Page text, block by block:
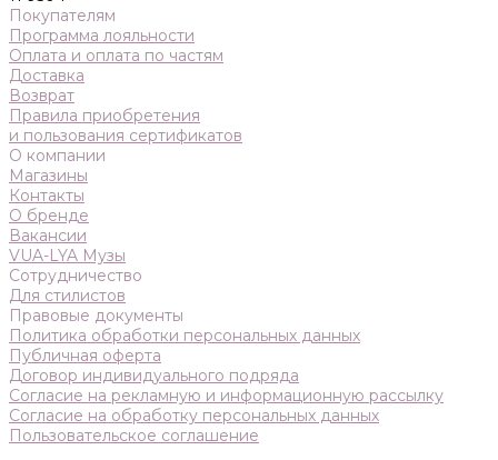
Покупателям
Программа лояльности
Оплата и оплата по частям
Доставка
Возврат
Правила приобретения
и пользования сертификатов
О компании
Магазины
Контакты
О бренде
Вакансии
VUA-LYA Музы
Сотрудничество
Для стилистов
Правовые документы
Политика обработки персональных данных
Публичная оферта
Договор индивидуального подряда
Согласие на рекламную и информационную рассылку
Согласие на обработку персональных данных
Пользовательское соглашение